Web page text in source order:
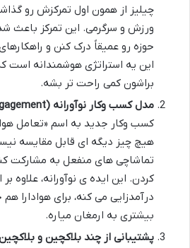
چیلیز از همون اول تمرکزش رو
ورزش و سرگرمی. این تمرکز باعث
حوزه رو عمیقاً درک کنن و
این یه استراتژی هوشمندانه است
براشون کمی راحت تر بشه.
مدل کسب وکار نوآورانه (Fan Engagement):
کسب وکار جدید به اسم «تعامل
هیچ چیز دیگه ای قابل مقایسه
تماشاچی های منفعل به مشارکت
کردن. این ایده ی نوآورانه، علاوه
درآمدزایی می کنه، برای هوادارا
بیشتری به ارمغان میاره.
پشتیبانی از چند بلاکچین و